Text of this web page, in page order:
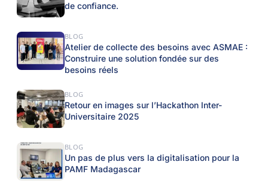
de confiance.
BLOG
Atelier de collecte des besoins avec ASMAE :
Construire une solution fondée sur des
besoins réels
BLOG
Retour en images sur l’Hackathon Inter-
Universitaire 2025
BLOG
Un pas de plus vers la digitalisation pour la
PAMF Madagascar